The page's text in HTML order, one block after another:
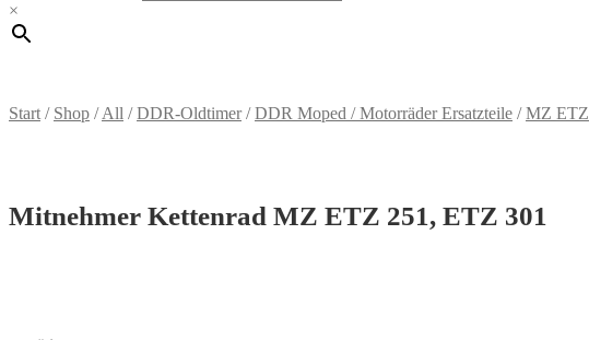
×
Start / Shop /All /DDR-Oldtimer/DDR Moped / Motorräder Ersatzteile /MZ ETZ
Mitnehmer Kettenrad MZ ETZ 251, ETZ 301